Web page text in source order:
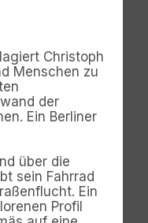
Christoph
Menschen zu
der
Ein Berliner
über die
sein Fahrrad
Ein
Profil